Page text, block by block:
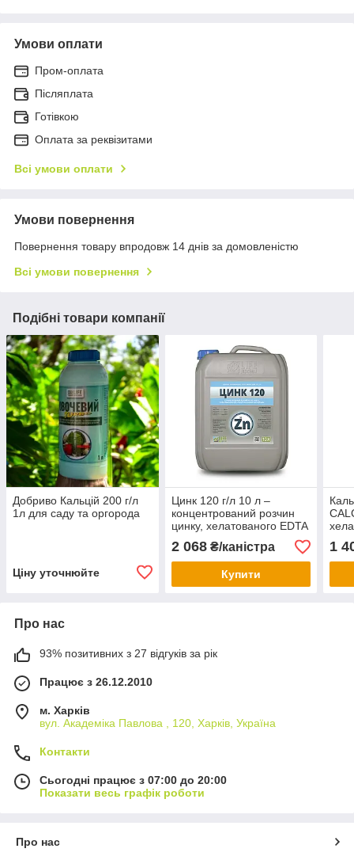
Умови оплати
Пром-оплата
Післяплата
Готівкою
Оплата за реквізитами
Всі умови оплати
Умови повернення
Повернення товару впродовж 14 днів за домовленістю
Всі умови повернення
Подібні товари компанії
Добриво Кальцій 200 г/л
1л для саду та оргорода
Ціну уточнюйте
Цинк 120 г/л 10 л –
концентрований розчин
цинку, хелатованого EDTA
та органічними кислотами
2 068₴/каністра
Купити
1
Про нас
93% позитивних з 27 відгуків за рік
Працює з 26.12.2010
м. Харків
вул. Академіка Павлова , 120, Харків, Україна
Контакти
Сьогодні працює з 07:00 до 20:00
Показати весь графік роботи
Про нас